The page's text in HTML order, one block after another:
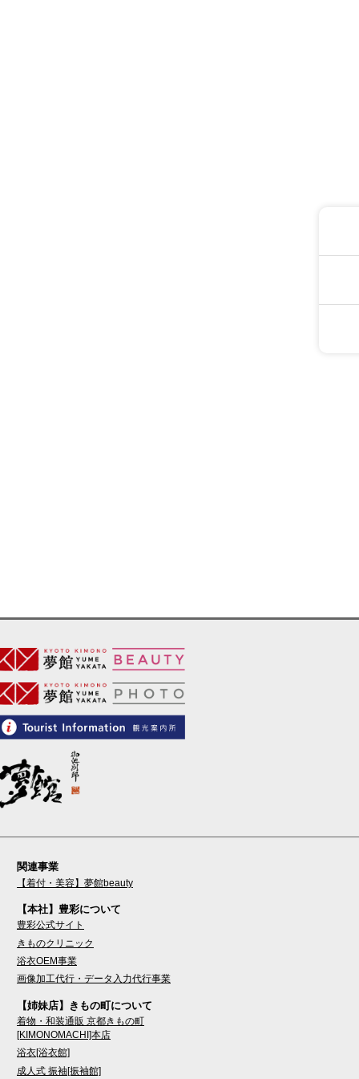
関連事業
【着付・美容】夢館beauty
【本社】豊彩について
豊彩公式サイト
きものクリニック
浴衣OEM事業
画像加工代行・データ入力代行事業
【姉妹店】きもの町について
着物・和装通販 京都きもの町
[KIMONOMACHI]本店
浴衣[浴衣館]
成人式 振袖[振袖館]